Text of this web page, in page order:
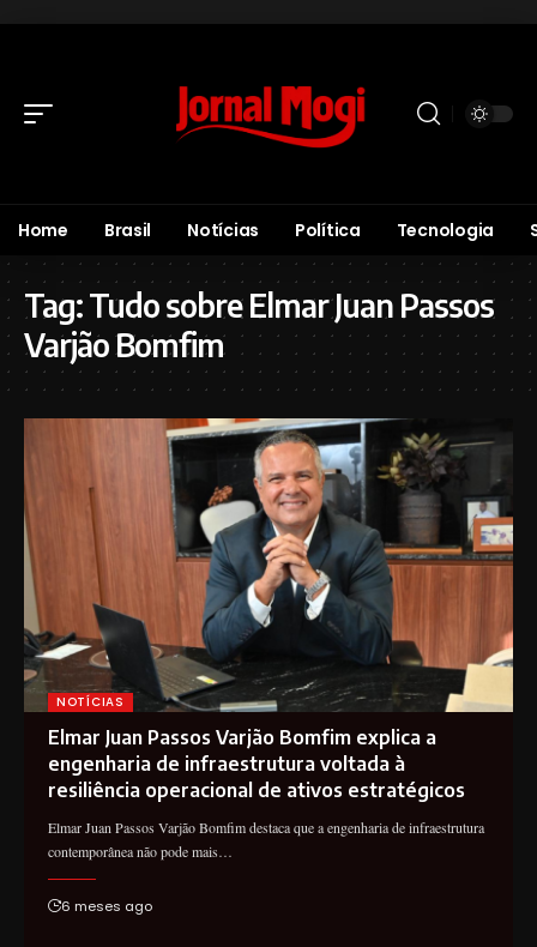
Home Brasil Notícias Política Tecnologia
Tag:Tudo sobre Elmar Juan Passos
Varjão Bomfim
NOTÍCIAS
Elmar Juan Passos Varjão Bomfim explica a
engenharia de infraestrutura voltada à
resiliência operacional de ativos estratégicos
Elmar Juan Passos Varjão Bomfim destaca que a engenharia de infraestrutura
contemporânea não pode mais…
6 meses ago